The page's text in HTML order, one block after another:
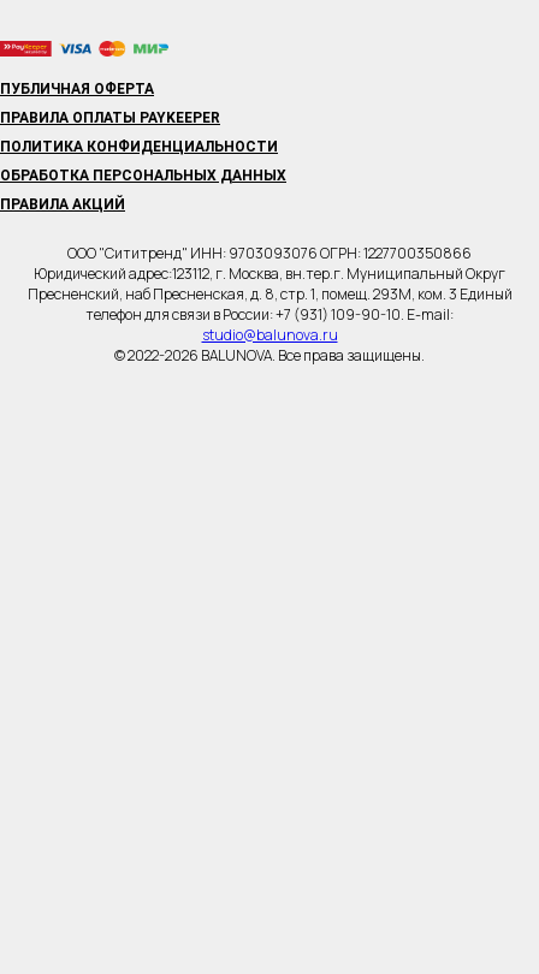
ПУБЛИЧНАЯ ОФЕРТА
ПРАВИЛА ОПЛАТЫ PAYKEEPER
ПОЛИТИКА КОНФИДЕНЦИАЛЬНОСТИ
ОБРАБОТКА ПЕРСОНАЛЬНЫХ ДАННЫХ
ПРАВИЛА АКЦИЙ
ООО "Сититренд" ИНН: 9703093076 ОГРН: 1227700350866
Юридический адрес:123112, г. Москва, вн.тер.г. Муниципальный Округ
Пресненский, наб Пресненская, д. 8, стр. 1, помещ. 293М, ком. 3 Единый
телефон для связи в России: +7 (931) 109-90-10. E-mail:
studio@balunova.ru
© 2022-2026 BALUNOVA. Все права защищены.